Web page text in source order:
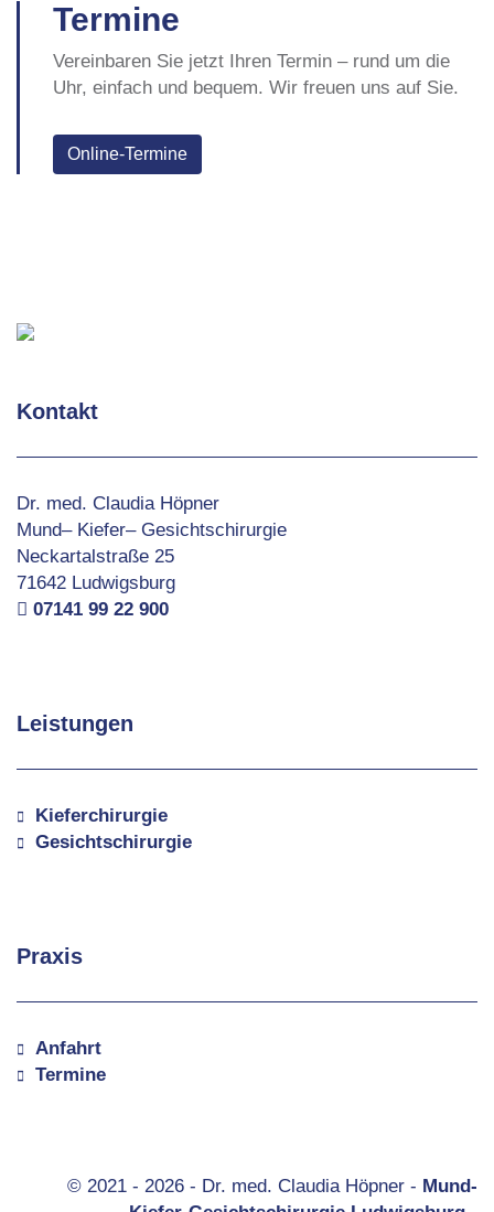
Termine
Vereinbaren Sie jetzt Ihren Termin – rund um die
Uhr, einfach und bequem. Wir freuen uns auf Sie.
Online-Termine
Kontakt
Dr. med. Claudia Höpner
Mund– Kiefer– Gesichtschirurgie
Neckartalstraße 25
71642 Ludwigsburg
07141 99 22 900
Leistungen
Kieferchirurgie
Gesichtschirurgie
Praxis
Anfahrt
Termine
© 2021 - 2026 - Dr. med. Claudia Höpner - Mund-